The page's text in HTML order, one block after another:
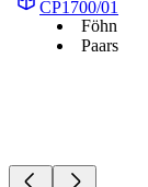
CP1700/01
Föhn
Paars